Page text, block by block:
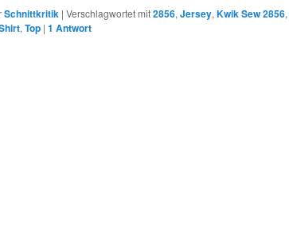
Schnittkritik | Verschlagwortet mit2856, Jersey, Kwik Sew 2856,
, Top | 1 Antwort